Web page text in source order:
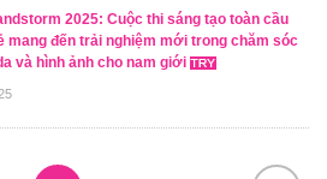
2025: Cuộc thi sáng tạo toàn cầu
mang đến trải nghiệm mới trong chăm sóc
và hình ảnh cho nam giới